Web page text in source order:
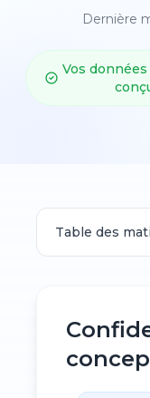
Dernière
Vos
Table des